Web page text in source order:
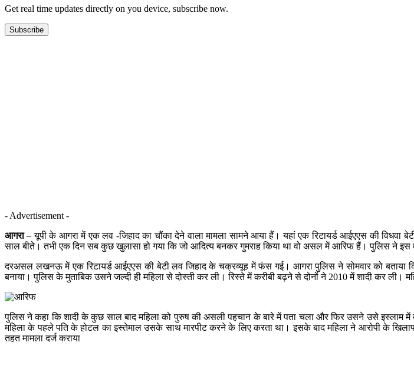
Get real time updates directly on you device, subscribe now.
Subscribe
- Advertisement -
आगरा– यूपी के आगरा में एक लव -जिहाद का चौंका देने वाला मामला सामने आया हैं। यहां एक रिटायर्ड आईएएस की
साल बीते। तभी एक दिन सब कुछ खुलासा हो गया कि जो आदित्य बनकर गुमराह किया था वो असल में आरिफ हैं। पुलिस ने इस
दरअसल लखनऊ में एक रिटायर्ड आईएएस की बेटी लव जिहाद के चक्रव्यूह में फंस गई। आगरा पुलिस ने सोमवार को
बनाया। पुलिस के मुताबिक उसने जल्दी ही महिला से दोस्ती कर ली। रिस्ते में करीबी बढ़ने से दोनों ने 2010 में शादी कर
पुलिस ने कहा कि शादी के कुछ साल बाद महिला को पुरुष की असली पहचान के बारे में पता चला और फिर उसने उसे
महिला के पहले पति के होटल का इस्तेमाल उसके साथ मारपीट करने के लिए करता था। इसके बाद महिला ने आरोपी के
तहत मामला दर्ज कराया